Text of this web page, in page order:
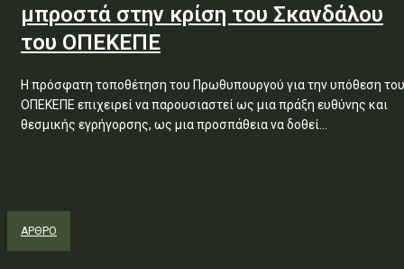
μπροστά στην κρίση του Σκανδάλου
του ΟΠΕΚΕΠΕ
Η πρόσφατη τοποθέτηση του Πρωθυπουργού για την υπόθεση του
ΟΠΕΚΕΠΕ επιχειρεί να παρουσιαστεί ως μια πράξη ευθύνης και
θεσμικής εγρήγορσης, ως μια προσπάθεια να δοθεί...
ΑΡΘΡΟ